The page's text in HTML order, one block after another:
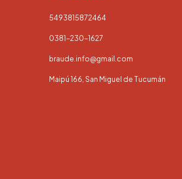
5493815872464
0381-230-1627
braude.info@gmail.com
Maipú 166, San Miguel de Tucumán